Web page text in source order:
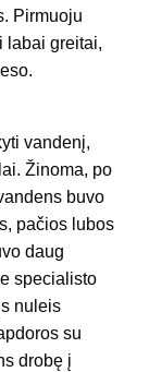
Pirmuoju
labai greitai,
vandenį,
Žinoma, po
buvo
pačios lubos
daug
specialisto
nuleis
su
drobę į